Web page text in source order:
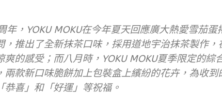
年，YOKU MOKU在今年夏天回應廣大熱愛雪茄蛋
，推出了全新抹茶口味，採用道地宇治抹茶製作，
爽的感受；而八月時，YOKU MOKU夏季限定的綜
兩款新口味脆餅加上包裝盒上繽紛的花卉，為收到
恭喜」和「好運」等祝福。